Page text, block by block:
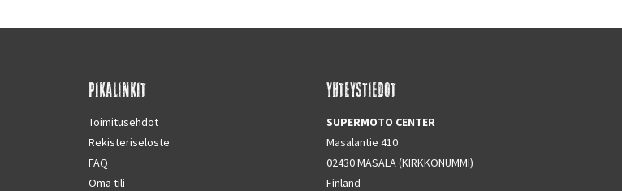
PIKALINKIT
Toimitusehdot
Rekisteriseloste
FAQ
Oma tili
YHTEYSTIEDOT
SUPERMOTO CENTER
Masalantie 410
02430 MASALA (KIRKKONUMMI)
Finland